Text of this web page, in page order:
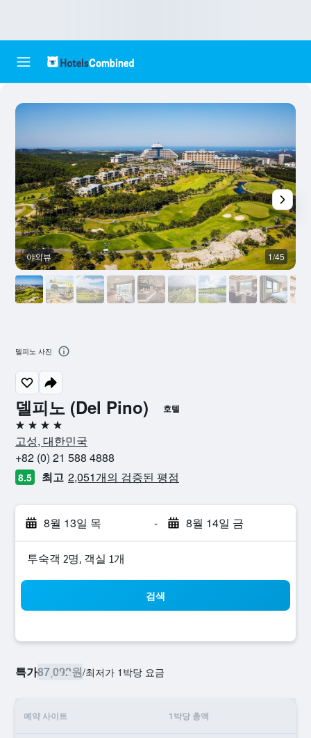
델피노 (Del Pino) 호텔
4성급
고성, 대한민국
+82 (0) 21 588 4888
8.5 최고 2,051개의 검증된 평점
8월 13일 목 - 8월 14일 금
​투숙객 2​명, ​객실 1개
검색
특가87,092원/​최저가 1박당 요금
예약 사이트 1박당 총액
야외뷰 1/45
델피노 사진